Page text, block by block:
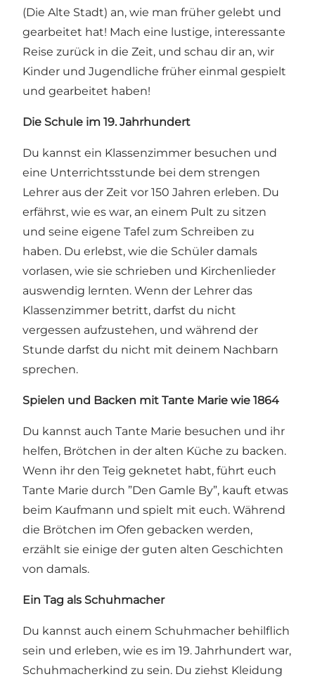
(Die Alte Stadt) an, wie man früher gelebt und
gearbeitet hat! Mach eine lustige, interessante
Reise zurück in die Zeit, und schau dir an, wir
Kinder und Jugendliche früher einmal gespielt
und gearbeitet haben!
Die Schule im 19. Jahrhundert
Du kannst ein Klassenzimmer besuchen und
eine Unterrichtsstunde bei dem strengen
Lehrer aus der Zeit vor 150 Jahren erleben. Du
erfährst, wie es war, an einem Pult zu sitzen
und seine eigene Tafel zum Schreiben zu
haben. Du erlebst, wie die Schüler damals
vorlasen, wie sie schrieben und Kirchenlieder
auswendig lernten. Wenn der Lehrer das
Klassenzimmer betritt, darfst du nicht
vergessen aufzustehen, und während der
Stunde darfst du nicht mit deinem Nachbarn
sprechen.
Spielen und Backen mit Tante Marie wie 1864
Du kannst auch Tante Marie besuchen und ihr
helfen, Brötchen in der alten Küche zu backen.
Wenn ihr den Teig geknetet habt, führt euch
Tante Marie durch ”Den Gamle By”, kauft etwas
beim Kaufmann und spielt mit euch. Während
die Brötchen im Ofen gebacken werden,
erzählt sie einige der guten alten Geschichten
von damals.
Ein Tag als Schuhmacher
Du kannst auch einem Schuhmacher behilflich
sein und erleben, wie es im 19. Jahrhundert war,
Schuhmacherkind zu sein. Du ziehst Kleidung